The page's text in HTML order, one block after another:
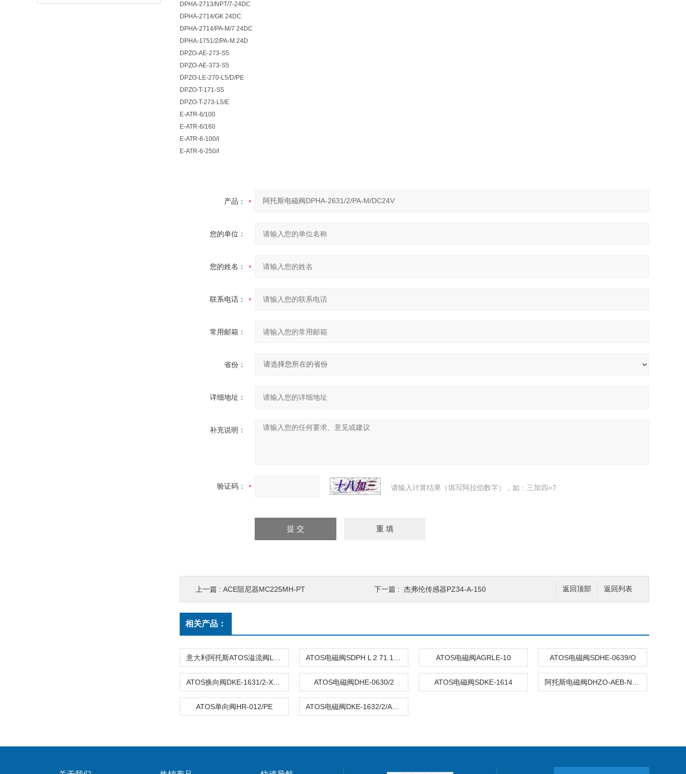
DPHA-2713/NPT/7-24DC
DPHA-2714/GK 24DC
DPHA-2714/PA-M/7 24DC
DPHA-1751/2/PA-M 24D
DPZO-AE-273-S5
DPZO-AE-373-S5
DPZO-LE-270-L5/D/PE
DPZO-T-171-S5
DPZO-T-273-L5/E
E-ATR-6/100
E-ATR-6/160
E-ATR-6-100/I
E-ATR-6-250/I
产品：
您的单位：
您的姓名：
联系电话：
常用邮箱：
省份：
详细地址：
补充说明：
验证码： 请输入计算结果（填写阿拉伯数字），如：三加四=7
返回列表
返回顶部
上一篇 : ACE阻尼器MC225MH-PT 下一篇 : 杰弗伦传感器PZ34-A-150
相关产品：
ATOS电磁阀AGRLE-10 ATOS电磁阀SDHE-0639/O
ATOS电磁阀DHE-0630/2 ATOS电磁阀SDKE-1614
ATOS单向阀HR-012/PE